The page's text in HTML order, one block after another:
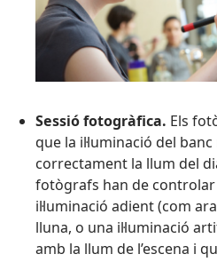
Sessió fotogràfica. Els
que la il·luminació del
correctament la llum del
fotògrafs han de controlar
il·luminació adient (com
lluna, o una il·luminació
amb la llum de l’escena i